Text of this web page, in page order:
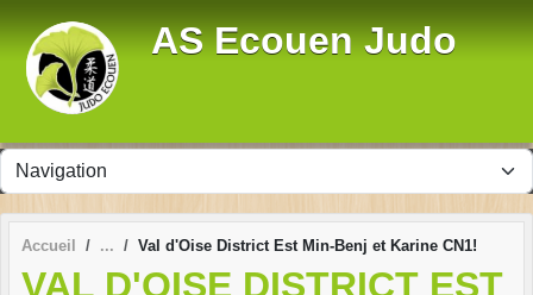
AS Ecouen Judo
Accueil Val d'Oise District Est Min-Benj et Karine CN1!
VAL D'OISE DISTRICT EST